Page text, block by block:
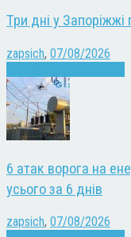
Три дні у
zapsich, 07/08/2026
6 атак ворога на
усього за 6 днів
zapsich, 07/08/2026